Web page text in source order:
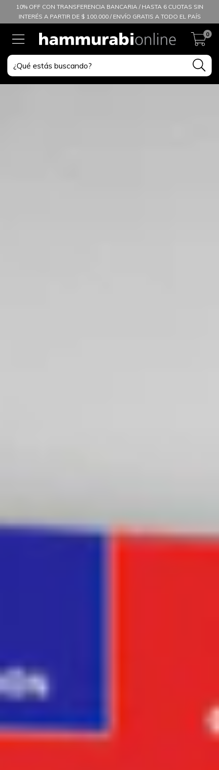
10% OFF CON TRANSFERENCIA BANCARIA / HASTA 6 CUOTAS SIN
INTERÉS A PARTIR DE $ 100.000 / ENVÍO GRATIS A TODO EL PAÍS
0